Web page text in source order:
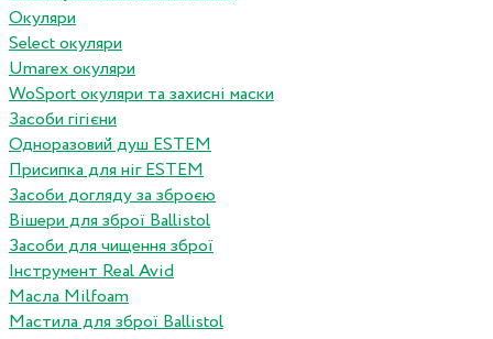
Окуляри
Select окуляри
Umarex окуляри
WoSport окуляри та захисні маски
Засоби гігієни
Одноразовий душ ESTEM
Присипка для ніг ESTEM
Засоби догляду за зброєю
Вішери для зброї Ballistol
Засоби для чищення зброї
Інструмент Real Avid
Масла Milfoam
Мастила для зброї Ballistol